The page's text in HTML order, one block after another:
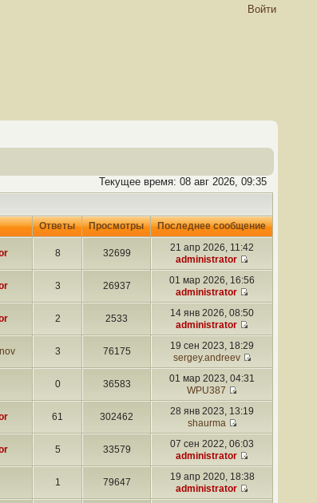
Войти
Текущее время: 08 авг 2026, 09:35
Ответы Просмотры Последнее сообщение
8 32699
21 апр 2026, 11:42
administrator
3 26937
01 мар 2026, 16:56
administrator
2 2533
14 янв 2026, 08:50
administrator
3 76175
19 сен 2023, 18:29
sergey.andreev
0 36583
01 мар 2023, 04:31
WPU387
61 302462
28 янв 2023, 13:19
shaurma
5 33579
07 сен 2022, 06:03
administrator
1 79647
19 апр 2020, 18:38
administrator